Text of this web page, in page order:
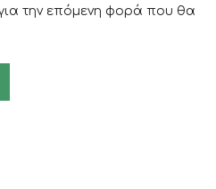
την επόμενη φορά που θα